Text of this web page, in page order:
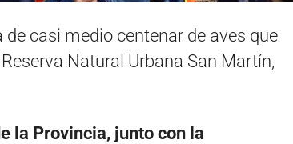
casi medio centenar de aves que
Natural Urbana San Martín,
la Provincia, junto con la